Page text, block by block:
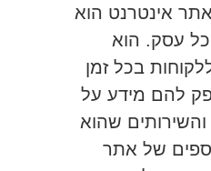
אתר אינטרנט הוא
כל עסק. הוא
בכל זמן
להם מידע על
שהוא
של אתר